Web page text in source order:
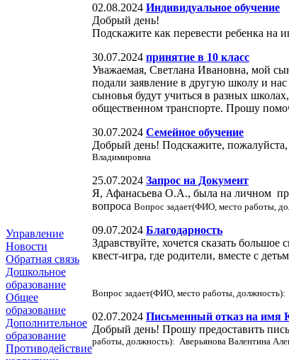
Управление
Новости
Обратная связь
Дошкольное
образование
Общее
образование
Дополнительное
образование
Противодействие
02.08.2024 Индивидуальное обучение
Добрый день!
Подскажите как перевести ребенка на
30.07.2024 принятие в 10 класс
Уважаемая, Светлана Ивановна, мой
подали заявление в другую школу и
сыновья будут учиться в разных
общественном транспорте. Прошу
30.07.2024 Семейное обучение
Добрый день! Подскажите, пожалуйста,
Владимировна
25.07.2024 Запрос на Документ
Я, Афанасьева О.А., была на личном
вопроса Вопрос задает(ФИО, место работы,
09.07.2024 Благодарность
Здравствуйте, хочется сказать
квест-игра, где родители, вместе с
Вопрос задает(ФИО, место работы, должность):
02.07.2024 Письменный отказ на имя
Добрый день! Прошу предоставить
работы, должность): Аверьянова Валентина